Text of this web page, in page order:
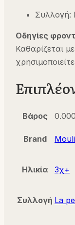
Συλλογή:
Οδηγίες
Καθαρίζεται
Βάρος
Brand
Ηλικία 3χ+
Συλλογή La